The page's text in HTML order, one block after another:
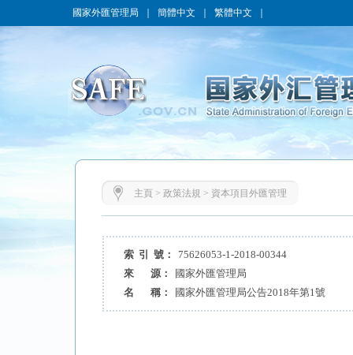
國家外匯管理局 簡體中文 繁體中文
主頁 > 政策法規 > 資本項目外匯管理
索 引 號：
75626053-1-2018-00344
來 源：
國家外匯管理局
名 稱：
國家外匯管理局公告2018年第1號